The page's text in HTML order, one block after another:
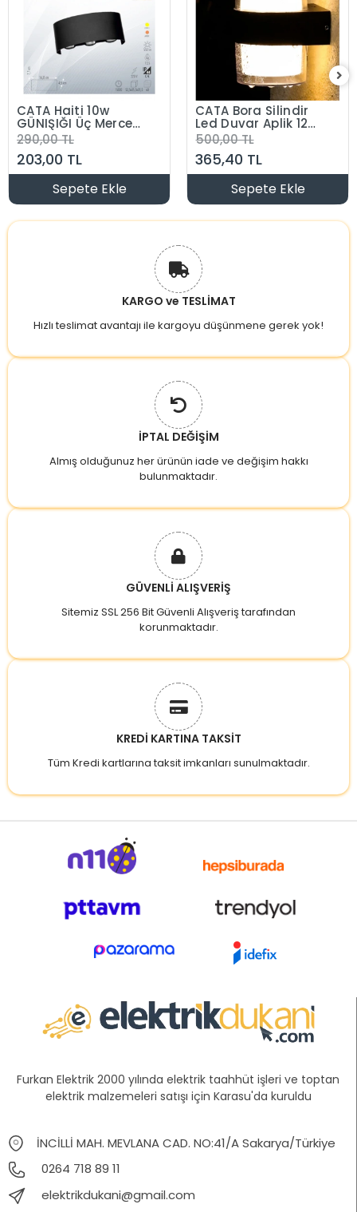
CATA Haiti 10w
GÜNIŞIĞI Üç Mercek
Ledli Duvar Aplik
3200k IP64 220 Volt
290,00 TL
203,00 TL
Sepete Ekle
CATA Bora Silindir
Led Duvar Aplik 12w
3200K Günışığı
IP54 Çift Taraflı
500,00 TL
365,40 TL
Sepete Ekle
KARGO ve TESLİMAT
Hızlı teslimat avantajı ile kargoyu düşünmene gerek yok!
İPTAL DEĞİŞİM
Almış olduğunuz her ürünün iade ve değişim hakkı
bulunmaktadır.
GÜVENLİ ALIŞVERİŞ
Sitemiz SSL 256 Bit Güvenli Alışveriş tarafından
korunmaktadır.
KREDİ KARTINA TAKSİT
Tüm Kredi kartlarına taksit imkanları sunulmaktadır.
Furkan Elektrik 2000 yılında elektrik taahhüt işleri ve toptan
elektrik malzemeleri satışı için Karasu'da kuruldu
İNCİLLİ MAH. MEVLANA CAD. NO:41/A Sakarya/Türkiye
0264 718 89 11
elektrikdukani@gmail.com